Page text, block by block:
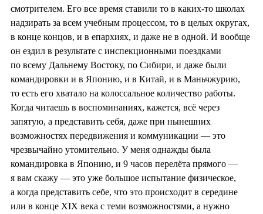
смотрителем. Его все время ставили то в каких-то школах
надзирать за всем учебным процессом, то в целых округах,
в конце концов, и в епархиях, и даже не в одной. И вообще
он ездил в результате с инспекционными поездками
по всему Дальнему Востоку, по Сибири, и даже были
командировки и в Японию, и в Китай, и в Маньчжурию,
то есть его хватало на колоссальное количество работы.
Когда читаешь в воспоминаниях, кажется, всё через
запятую, а представить себя, даже при нынешних
возможностях передвижения и коммуникации — это
чрезвычайно утомительно. У меня однажды была
командировка в Японию, и 9 часов перелёта прямого —
я вам скажу — это уже большое испытание физическое,
а когда представить себе, что это происходит в середине
или в конце XIX века с теми возможностями, а нужно